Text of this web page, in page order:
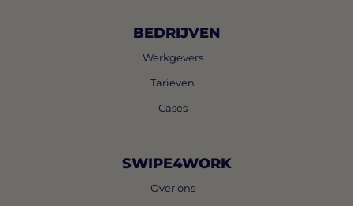
BEDRIJVEN
Werkgevers
Tarieven
Cases
SWIPE4WORK
Over ons